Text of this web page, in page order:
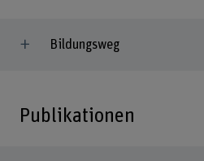
Bildungsweg
Publikationen